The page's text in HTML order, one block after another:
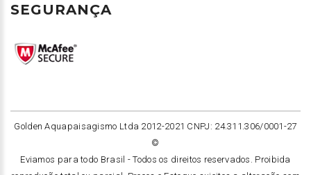
SEGURANÇA
Golden Aquapaisagismo Ltda 2012-2021 CNPJ: 24.311.306/0001-27
©
Eviamos para todo Brasil -Todos os direitos reservados. Proibida